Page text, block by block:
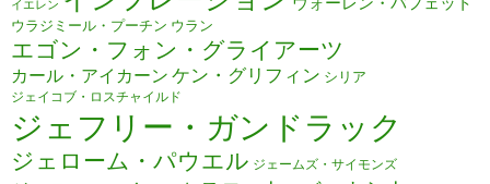
イエレン
ウラジミール・プーチン ウラン
エゴン・フォン・グライアーツ
カール・アイカーン ケン・グリフィン シリア
ジェイコブ・ロスチャイルド
ジェフリー・ガンドラック
ジェローム・パウエル ジェームズ・サイモンズ